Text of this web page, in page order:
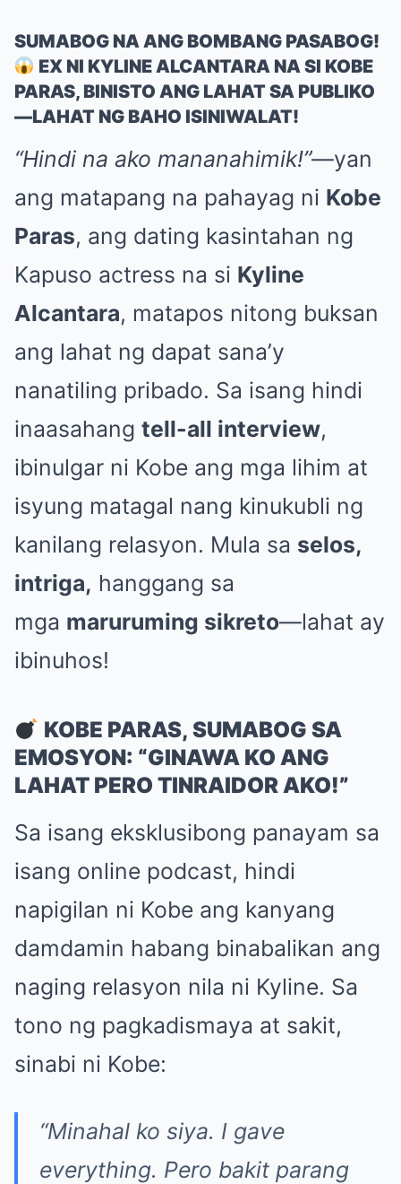
SUMABOG NA ANG BOMBANG PASABOG!
EX NI KYLINE ALCANTARA NA SI KOBE
PARAS, BINISTO ANG LAHAT SA PUBLIKO
—LAHAT NG BAHO ISINIWALAT!
“Hindi na ako mananahimik!”—yan
ang matapang na pahayag ni Kobe
Paras, ang dating kasintahan ng
Kapuso actress na si Kyline
Alcantara, matapos nitong buksan
ang lahat ng dapat sana’y
nanatiling pribado. Sa isang hindi
inaasahang tell-all interview,
ibinulgar ni Kobe ang mga lihim at
isyung matagal nang kinukubli ng
kanilang relasyon. Mula sa selos,
intriga, hanggang sa
mga maruruming sikreto—lahat ay
ibinuhos!
KOBE PARAS, SUMABOG SA
EMOSYON: “GINAWA KO ANG
LAHAT PERO TINRAIDOR AKO!”
Sa isang eksklusibong panayam sa
isang online podcast, hindi
napigilan ni Kobe ang kanyang
damdamin habang binabalikan ang
naging relasyon nila ni Kyline. Sa
tono ng pagkadismaya at sakit,
sinabi ni Kobe:
“Minahal ko siya. I gave
everything. Pero bakit parang